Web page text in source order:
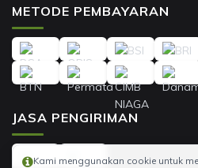
METODE PEMBAYARAN
JASA PENGIRIMAN
Kami menggunakan cookie untuk